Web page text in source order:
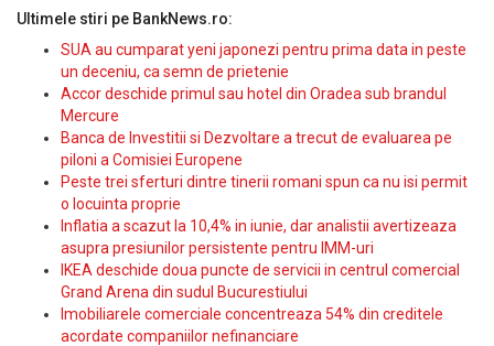
Ultimele stiri pe BankNews.ro:
SUA au cumparat yeni japonezi pentru prima data in peste
un deceniu, ca semn de prietenie
Accor deschide primul sau hotel din Oradea sub brandul
Mercure
Banca de Investitii si Dezvoltare a trecut de evaluarea pe
piloni a Comisiei Europene
Peste trei sferturi dintre tinerii romani spun ca nu isi permit
o locuinta proprie
Inflatia a scazut la 10,4% in iunie, dar analistii avertizeaza
asupra presiunilor persistente pentru IMM-uri
IKEA deschide doua puncte de servicii in centrul comercial
Grand Arena din sudul Bucurestiului
Imobiliarele comerciale concentreaza 54% din creditele
acordate companiilor nefinanciare